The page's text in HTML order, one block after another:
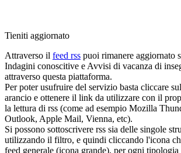
Tieniti aggiornato
Attraverso il feed rss puoi rimanere aggiornato
Indagini conoscitive e Avvisi di vacanza di
attraverso questa piattaforma.
Per poter usufruire del servizio basta cliccare
arancio e ottenere il link da utilizzare con il
la lettura di rss (come ad esempio Mozilla
Outlook, Apple Mail, Vienna, etc).
Si possono sottoscrivere rss sia delle singole
utilizzando il filtro, e quindi cliccando l'icona
feed generale (icona grande), per ogni